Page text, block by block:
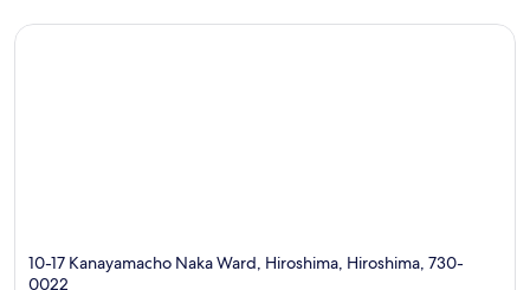
10-17 Kanayamacho Naka Ward, Hiroshima, Hiroshima, 730-
0022